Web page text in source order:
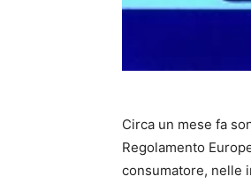
Circa un mese fa
Regolamento
consumatore, nelle